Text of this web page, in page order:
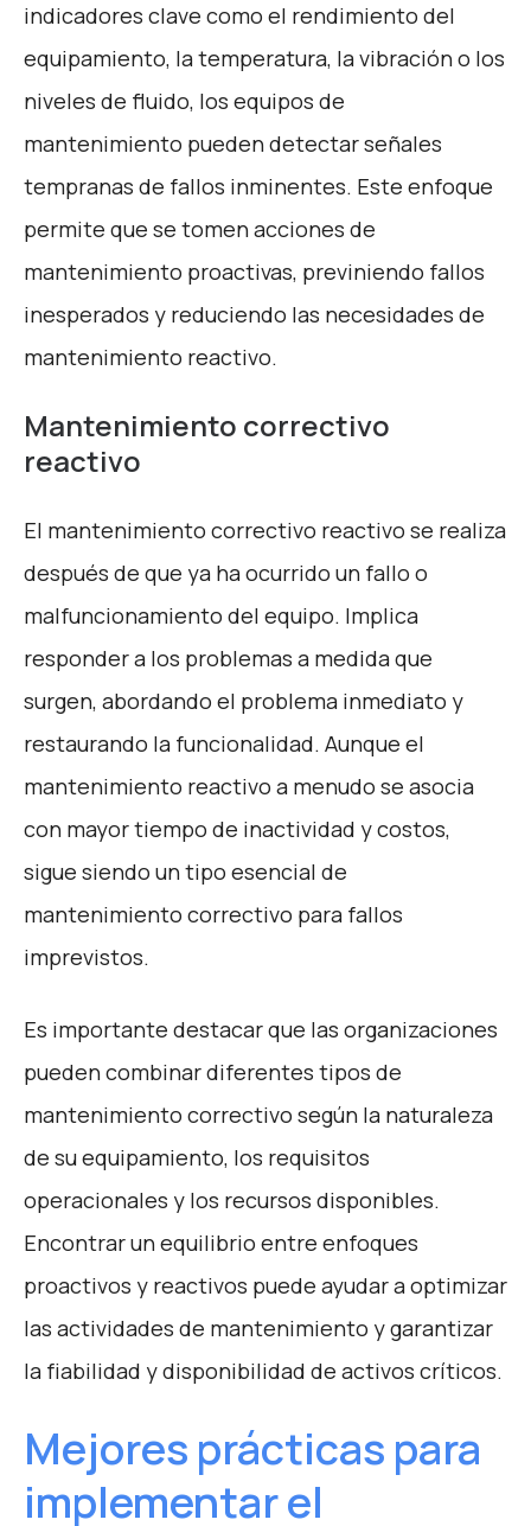
indicadores clave como el rendimiento del
equipamiento, la temperatura, la vibración o los
niveles de fluido, los equipos de
mantenimiento pueden detectar señales
tempranas de fallos inminentes. Este enfoque
permite que se tomen acciones de
mantenimiento proactivas, previniendo fallos
inesperados y reduciendo las necesidades de
mantenimiento reactivo.
Mantenimiento correctivo
reactivo
El mantenimiento correctivo reactivo se realiza
después de que ya ha ocurrido un fallo o
malfuncionamiento del equipo. Implica
responder a los problemas a medida que
surgen, abordando el problema inmediato y
restaurando la funcionalidad. Aunque el
mantenimiento reactivo a menudo se asocia
con mayor tiempo de inactividad y costos,
sigue siendo un tipo esencial de
mantenimiento correctivo para fallos
imprevistos.
Es importante destacar que las organizaciones
pueden combinar diferentes tipos de
mantenimiento correctivo según la naturaleza
de su equipamiento, los requisitos
operacionales y los recursos disponibles.
Encontrar un equilibrio entre enfoques
proactivos y reactivos puede ayudar a optimizar
las actividades de mantenimiento y garantizar
la fiabilidad y disponibilidad de activos críticos.
Mejores prácticas para
implementar el